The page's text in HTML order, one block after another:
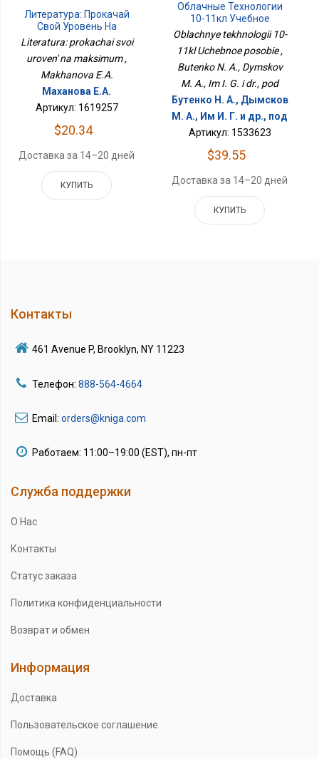
Литература: Прокачай
Свой Уровень На
Максимум
Literatura: prokachai svoi
uroven' na maksimum ,
Makhanova E.A.
Маханова Е.А.
Артикул: 1619257
$20.34
Доставка за 14–20 дней
КУПИТЬ
Облачные Технологии
10-11кл Учебное
Пособие
Oblachnye tekhnologii 10-
11kl Uchebnoe posobie ,
Butenko N. A., Dymskov
M. A., Im I. G. i dr., pod
Бутенко Н. А., Дымсков
М. А., Им И. Г. и др., под
Артикул: 1533623
$39.55
Доставка за 14–20 дней
КУПИТЬ
Контакты
461 Avenue P, Brooklyn, NY 11223
Телефон: 888-564-4664
Email: orders@kniga.com
Работаем: 11:00–19:00 (EST), пн-пт
Служба поддержки
О Нас
Контакты
Статус заказа
Политика конфиденциальности
Возврат и обмен
Информация
Доставка
Пользовательское соглашение
Помощь (FAQ)